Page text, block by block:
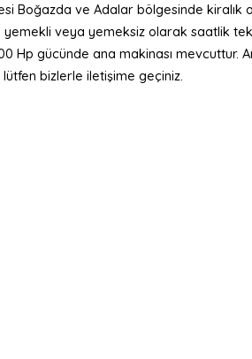
Boğazda ve Adalar bölgesinde kiralık
veya yemeksiz olarak saatlik
Hp gücünde ana makinası mevcuttur.
lütfen bizlerle iletişime geçiniz.